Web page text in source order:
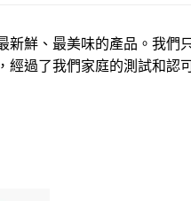
新鮮、最美味的產品。我們
經過了我們家庭的測試和認